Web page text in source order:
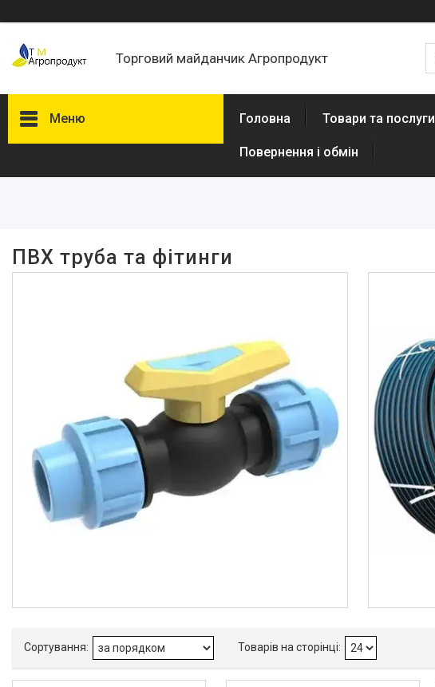
Торговий майданчик Агропродукт
Меню
Так
240
Новини
Статті
Про нас
Відгуки
Головна Товари та послуги
Повернення і обмін
ПВХ труба та фітинги